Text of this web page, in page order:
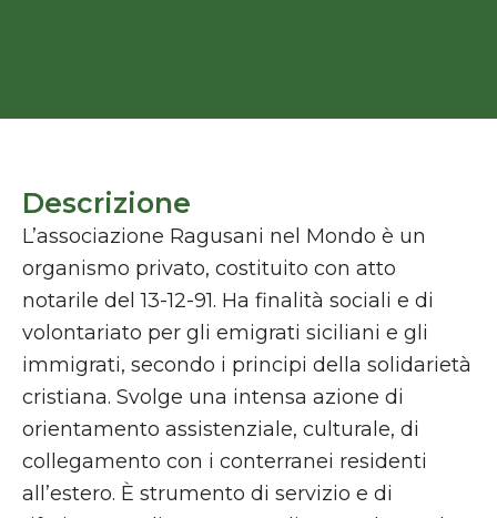
Descrizione
L’associazione Ragusani nel Mondo è un
organismo privato, costituito con atto
notarile del 13-12-91. Ha finalità sociali e di
volontariato per gli emigrati siciliani e gli
immigrati, secondo i principi della solidarietà
cristiana. Svolge una intensa azione di
orientamento assistenziale, culturale, di
collegamento con i conterranei residenti
all’estero. È strumento di servizio e di